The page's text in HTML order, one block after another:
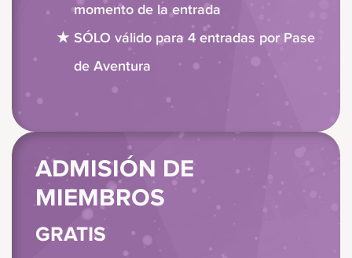
momento de la entrada
SÓLO válido para 4 entradas por Pase
de Aventura
ADMISIÓN DE
MIEMBROS
GRATIS